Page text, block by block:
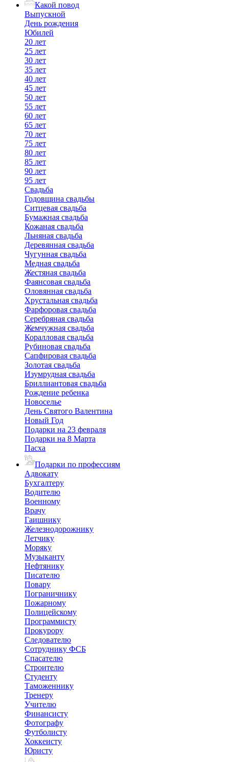
Какой повод
Выпускной
День рождения
Юбилей
20 лет
25 лет
30 лет
35 лет
40 лет
45 лет
50 лет
55 лет
60 лет
65 лет
70 лет
75 лет
80 лет
85 лет
90 лет
95 лет
Свадьба
Годовщина свадьбы
Ситцевая свадьба
Бумажная свадьба
Кожаная свадьба
Льняная свадьба
Деревянная свадьба
Чугунная свадьба
Медная свадьба
Жестяная свадьба
Фаянсовая свадьба
Оловянная свадьба
Хрустальная свадьба
Фарфоровая свадьба
Серебряная свадьба
Жемчужная свадьба
Коралловая свадьба
Рубиновая свадьба
Сапфировая свадьба
Золотая свадьба
Изумрудная свадьба
Бриллиантовая свадьба
Рождение ребенка
Новоселье
День Святого Валентина
Новый Год
Подарки на 23 февраля
Подарки на 8 Марта
Пасха
Подарки по профессиям
Адвокату
Бухгалтеру
Водителю
Военному
Врачу
Гаишнику
Железнодорожнику
Летчику
Моряку
Музыканту
Нефтянику
Писателю
Повару
Пограничнику
Пожарному
Полицейскому
Программисту
Прокурору
Следователю
Сотруднику ФСБ
Спасателю
Строителю
Студенту
Таможеннику
Тренеру
Учителю
Финансисту
Фотографу
Футболисту
Хоккеисту
Юристу